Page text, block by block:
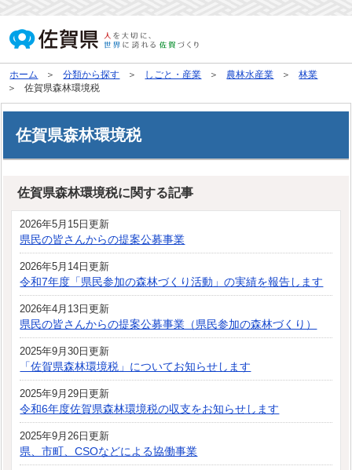
ホーム 分類から探す しごと・産業 農林水産業
林業
佐賀県森林環境税
佐賀県森林環境税
佐賀県森林環境税に関する記事
2026年5月15日更新
県民の皆さんからの提案公募事業
2026年5月14日更新
令和7年度「県民参加の森林づくり活動」の実績を報告します
2026年4月13日更新
県民の皆さんからの提案公募事業（県民参加の森林づくり）
2025年9月30日更新
「佐賀県森林環境税」についてお知らせします
2025年9月29日更新
令和6年度佐賀県森林環境税の収支をお知らせします
2025年9月26日更新
県、市町、CSOなどによる協働事業